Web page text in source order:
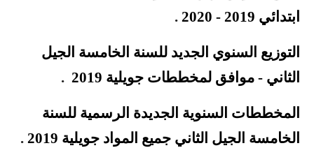
ابتدائي 2019 - 2020
.
التوزيع السنوي الجديد للسنة الخامسة الجيل
الثاني - موافق لمخططات جويلية 2019
.
المخططات السنوية الجديدة الرسمية للسنة
الخامسة الجيل الثاني جميع المواد جويلية 2019
.